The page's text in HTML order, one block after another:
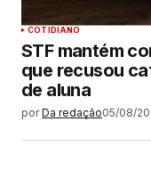
COTIDIANO
STF mantém
que recusou
de aluna
por Da redação05/08/